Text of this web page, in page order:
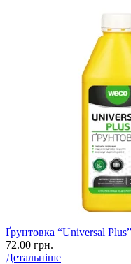
Ґрунтовка “Universal
72.00 грн.
Детальніше